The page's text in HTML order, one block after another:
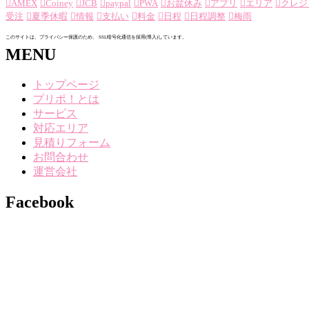
AMEX Coiney JCB paypal PWA お盆休み アプリ エリア クレ
受注
夏季休暇 情報 支払い 料金 日程 日程調整 梅雨
このサイトは、プライバシー保護のため、 SSL暗号化通信を採用(導入)しています。
MENU
トップページ
プリポ！とは
サービス
対応エリア
見積りフォーム
お問合わせ
運営会社
Facebook